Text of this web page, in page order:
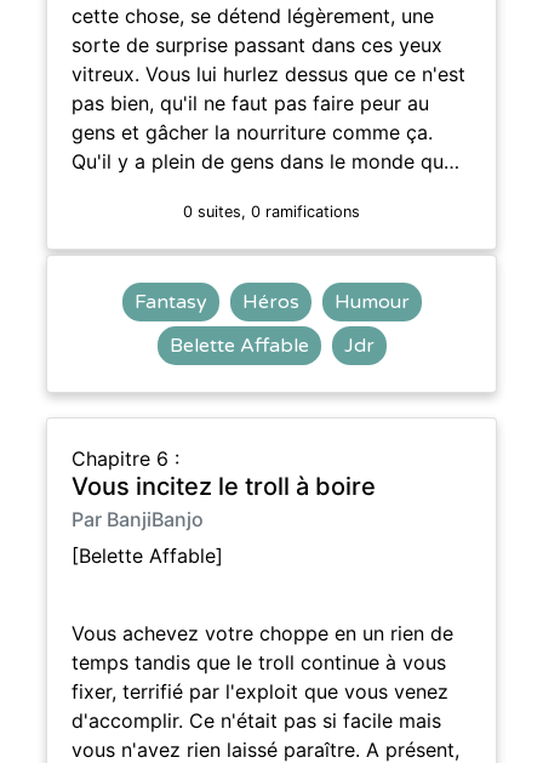
cette chose, se détend légèrement, une
sorte de surprise passant dans ces yeux
vitreux. Vous lui hurlez dessus que ce n'est
pas bien, qu'il ne faut pas faire peur au
gens et gâcher la nourriture comme ça.
Qu'il y a plein de gens dans le monde qu…
0 suites, 0 ramifications
Fantasy Héros
Humour
Belette Affable
Jdr
Chapitre 6 :
Vous incitez le troll à boire
Par BanjiBanjo
[Belette Affable]
Vous achevez votre choppe en un rien de
temps tandis que le troll continue à vous
fixer, terrifié par l'exploit que vous venez
d'accomplir. Ce n'était pas si facile mais
vous n'avez rien laissé paraître. A présent,